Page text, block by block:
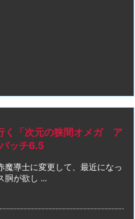
く「次元の狭間オメガ ア
ッチ6.5
魔導士に変更して、最近になっ
胴が欲し ...